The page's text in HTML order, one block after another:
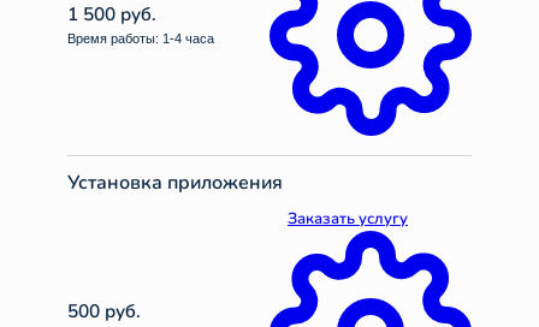
1 500 руб.
Время работы: 1-4 часа
Установка приложения
500 руб.
Заказать услугу